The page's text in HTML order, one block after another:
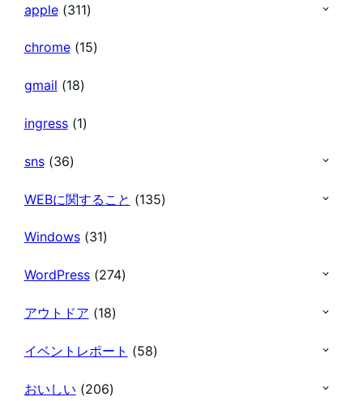
apple(311)
chrome(15)
gmail (18)
ingress(1)
sns(36)
WEBに関すること (135)
Windows(31)
WordPress(274)
アウトドア (18)
イベントレポート (58)
おいしい (206)